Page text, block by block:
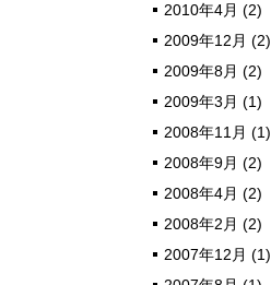
2010年4月 (2)
2009年12月 (2)
2009年8月 (2)
2009年3月 (1)
2008年11月 (1)
2008年9月 (2)
2008年4月 (2)
2008年2月 (2)
2007年12月 (1)